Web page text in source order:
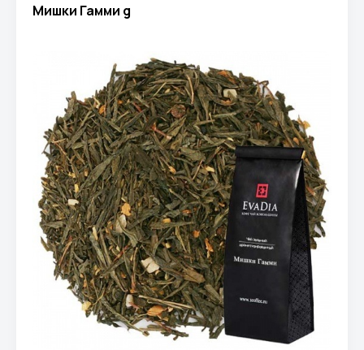
Мишки Гамми g